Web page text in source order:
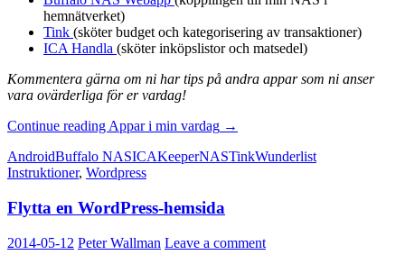
hemnätverket)
Tink (sköter budget och kategorisering av transaktioner)
ICA Handla (sköter inköpslistor och matsedel)
Kommentera gärna om ni har tips på andra appar som ni anser
vara ovärderliga för er vardag!
Continue reading Appar i min vardag →
AndroidBuffalo NASICAKeeperNASTinkWunderlist
Instruktioner, Wordpress
Flytta en WordPress-hemsida
2014-05-12 Peter Wallman Leave a comment